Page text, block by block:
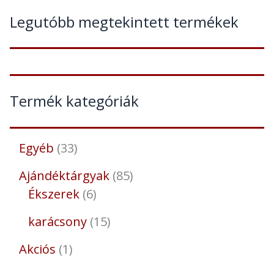
Legutóbb megtekintett termékek
Termék kategóriák
Egyéb 33
Ajándéktárgyak 85
Ékszerek 6
karácsony 15
Akciós 1